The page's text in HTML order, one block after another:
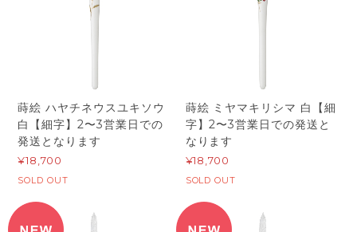
蒔絵 ハヤチネウスユキソウ
白【細字】2〜3営業日での
発送となります
¥18,700
SOLD OUT
蒔絵 ミヤマキリシマ 白【細
字】2〜3営業日での発送と
なります
¥18,700
SOLD OUT